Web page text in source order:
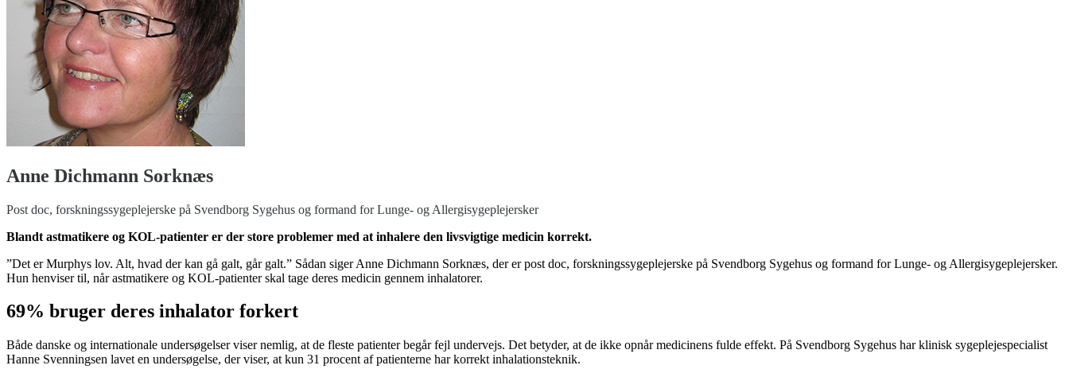
Anne Dichmann Sorknæs
Post doc, forskningssygeplejerske på Svendborg Sygehus og formand for Lunge- og Allergisygeplejersker
Blandt astmatikere og KOL-patienter er der store problemer med at inhalere den livsvigtige medicin korrekt.
”Det er Murphys lov. Alt, hvad der kan gå galt, går galt.” Sådan siger Anne Dichmann Sorknæs, der er post doc, forskningssygeplejerske på Svendborg Sygehus og formand for Lunge- og Allergisygeplejersker.
Hun henviser til, når astmatikere og KOL-patienter skal tage deres medicin gennem inhalatorer.
69% bruger deres inhalator forkert
Både danske og internationale undersøgelser viser nemlig, at de fleste patienter begår fejl undervejs. Det betyder, at de ikke opnår medicinens fulde effekt. På Svendborg Sygehus har klinisk sygeplejespecialist
Hanne Svenningsen lavet en undersøgelse, der viser, at kun 31 procent af patienterne har korrekt inhalationsteknik.